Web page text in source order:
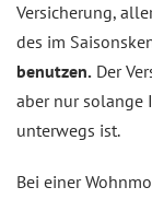
Versicherung,
des im
benutzen. Der
aber nur solange
unterwegs ist.
Bei einer